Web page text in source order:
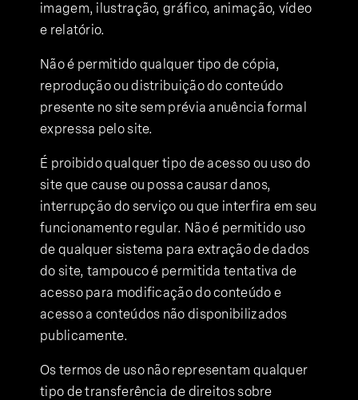
imagem, ilustração, gráfico, animação, vídeo
e relatório.
Não é permitido qualquer tipo de cópia,
reprodução ou distribuição do conteúdo
presente no site sem prévia anuência formal
expressa pelo site.
É proibido qualquer tipo de acesso ou uso do
site que cause ou possa causar danos,
interrupção do serviço ou que interfira em seu
funcionamento regular. Não é permitido uso
de qualquer sistema para extração de dados
do site, tampouco é permitida tentativa de
acesso para modificação do conteúdo e
acesso a conteúdos não disponibilizados
publicamente.
Os termos de uso não representam qualquer
tipo de transferência de direitos sobre